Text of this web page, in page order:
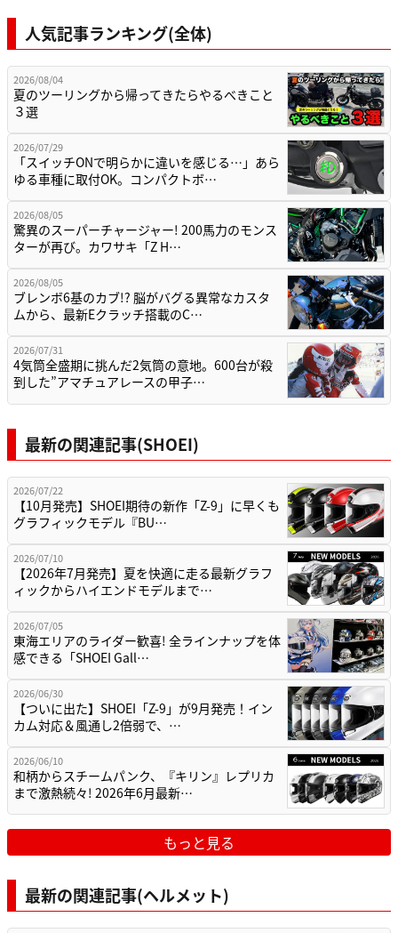
人気記事ランキング(全体)
2026/08/04
夏のツーリングから帰ってきたらやるべきこと
３選
2026/07/29
「スイッチONで明らかに違いを感じる…」あら
ゆる車種に取付OK。コンパクトボ…
2026/08/05
驚異のスーパーチャージャー! 200馬力のモンス
ターが再び。カワサキ「Z H…
2026/08/05
ブレンボ6基のカブ!? 脳がバグる異常なカスタ
ムから、最新Eクラッチ搭載のC…
2026/07/31
4気筒全盛期に挑んだ2気筒の意地。600台が殺
到した”アマチュアレースの甲子…
最新の関連記事(SHOEI)
2026/07/22
【10月発売】SHOEI期待の新作「Z-9」に早くも
グラフィックモデル『BU…
2026/07/10
【2026年7月発売】夏を快適に走る最新グラフ
ィックからハイエンドモデルまで…
2026/07/05
東海エリアのライダー歓喜! 全ラインナップを体
感できる「SHOEI Gall…
2026/06/30
【ついに出た】SHOEI「Z-9」が9月発売！イン
カム対応＆風通し2倍弱で、…
2026/06/10
和柄からスチームパンク、『キリン』レプリカ
まで激熱続々! 2026年6月最新…
もっと見る
最新の関連記事(ヘルメット)